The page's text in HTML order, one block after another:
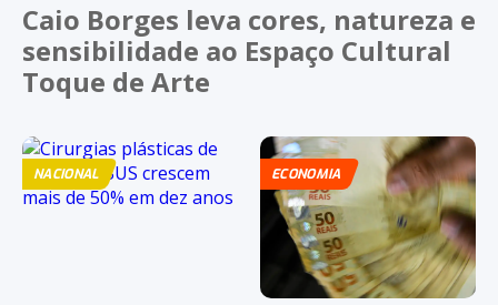
Caio Borges leva cores, natureza e
sensibilidade ao Espaço Cultural
Toque de Arte
NACIONAL ECONOMIA